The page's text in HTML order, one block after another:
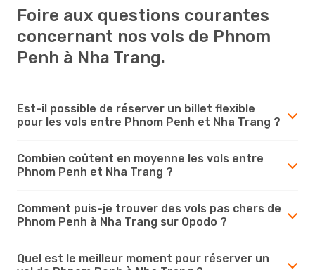
Foire aux questions courantes
concernant nos vols de Phnom
Penh à Nha Trang.
Est-il possible de réserver un billet flexible
pour les vols entre Phnom Penh et Nha Trang ?
Combien coûtent en moyenne les vols entre
Phnom Penh et Nha Trang ?
Comment puis-je trouver des vols pas chers de
Phnom Penh à Nha Trang sur Opodo ?
Quel est le meilleur moment pour réserver un